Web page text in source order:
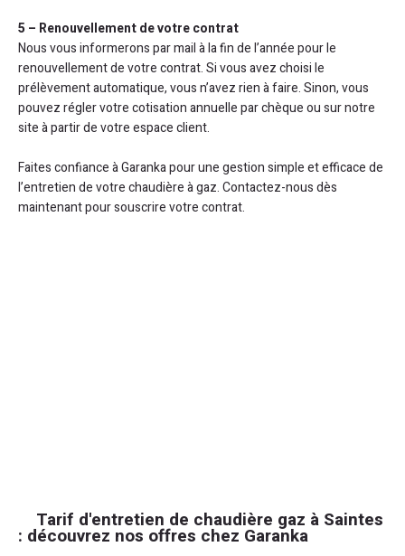
5 – Renouvellement de votre contrat
Nous vous informerons par mail à la fin de l’année pour le
renouvellement de votre contrat. Si vous avez choisi le
prélèvement automatique, vous n’avez rien à faire. Sinon, vous
pouvez régler votre cotisation annuelle par chèque ou sur notre
site à partir de votre espace client.
Faites confiance à Garanka pour une gestion simple et efficace de
l’entretien de votre chaudière à gaz. Contactez-nous dès
maintenant pour souscrire votre contrat.
Tarif d'entretien de chaudière gaz à Saintes
: découvrez nos offres chez Garanka